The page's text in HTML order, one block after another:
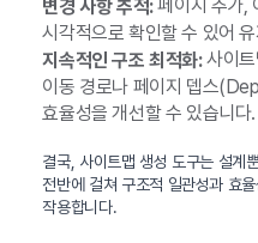
변경 사항 추적:페이지 추가,
시각적으로 확인할 수 있어
지속적인 구조 최적화:사이트
이동 경로나 페이지 뎁스
효율성을 개선할 수 있습니다.
결국, 사이트맵 생성 도구는 설계
전반에 걸쳐 구조적 일관성과 효
작용합니다.